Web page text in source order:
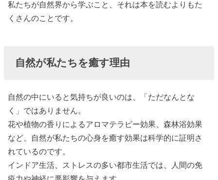
私たちが自然界から学ぶこと、それは本を読むよりもた
くさんのことです。
自然が私たちを癒す理由
自然の中にいると気持ちが良いのは、「ただなんとな
く」ではありません。
花や植物の香りによるアロマテラピー効果、森林浴効果
など、自然が私たちの心身を癒す効果は科学的に証明さ
れているのです。
インドア生活、ストレスの多い都市生活では、人間の免